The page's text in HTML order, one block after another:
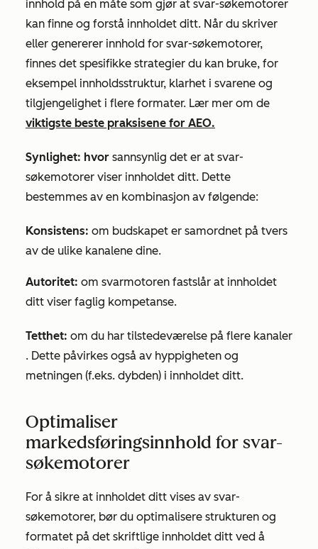
innhold på en måte som gjør at svar-søkemotorer
kan finne og forstå innholdet ditt. Når du skriver
eller genererer innhold for svar-søkemotorer,
finnes det spesifikke strategier du kan bruke, for
eksempel innholdsstruktur, klarhet i svarene og
tilgjengelighet i flere formater. Lær mer om de
viktigste beste praksisene for AEO.
Synlighet: hvor sannsynlig det er at svar-
søkemotorer viser innholdet ditt. Dette
bestemmes av en kombinasjon av følgende:
Konsistens: om budskapet er samordnet på tvers
av de ulike kanalene dine.
Autoritet: om svarmotoren fastslår at innholdet
ditt viser faglig kompetanse.
Tetthet: om du har tilstedeværelse på flere kanaler
. Dette påvirkes også av hyppigheten og
metningen (f.eks. dybden) i innholdet ditt.
Optimaliser
markedsføringsinnhold for svar-
søkemotorer
For å sikre at innholdet ditt vises av svar-
søkemotorer, bør du optimalisere strukturen og
formatet på det skriftlige innholdet ditt ved å